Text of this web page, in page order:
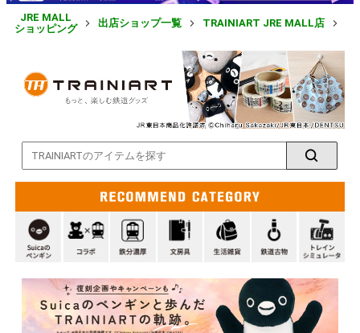
JRE MALL
ショッピング
出店ショップ一覧 TRAINIART JRE MALL店